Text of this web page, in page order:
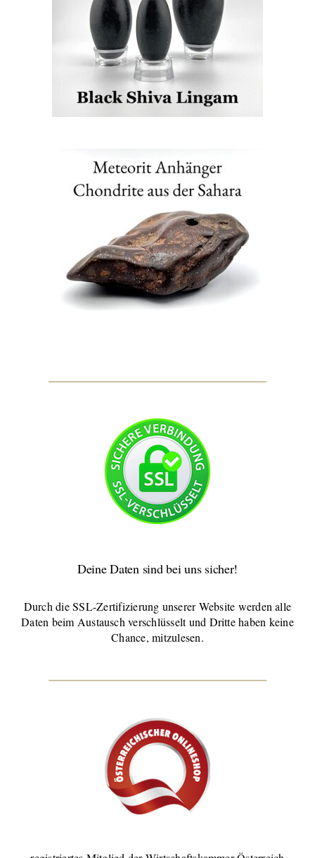
Deine Daten sind bei uns sicher!
Durch die SSL-Zertifizierung unserer Website werden alle
Daten beim Austausch verschlüsselt und Dritte haben keine
Chance, mitzulesen.